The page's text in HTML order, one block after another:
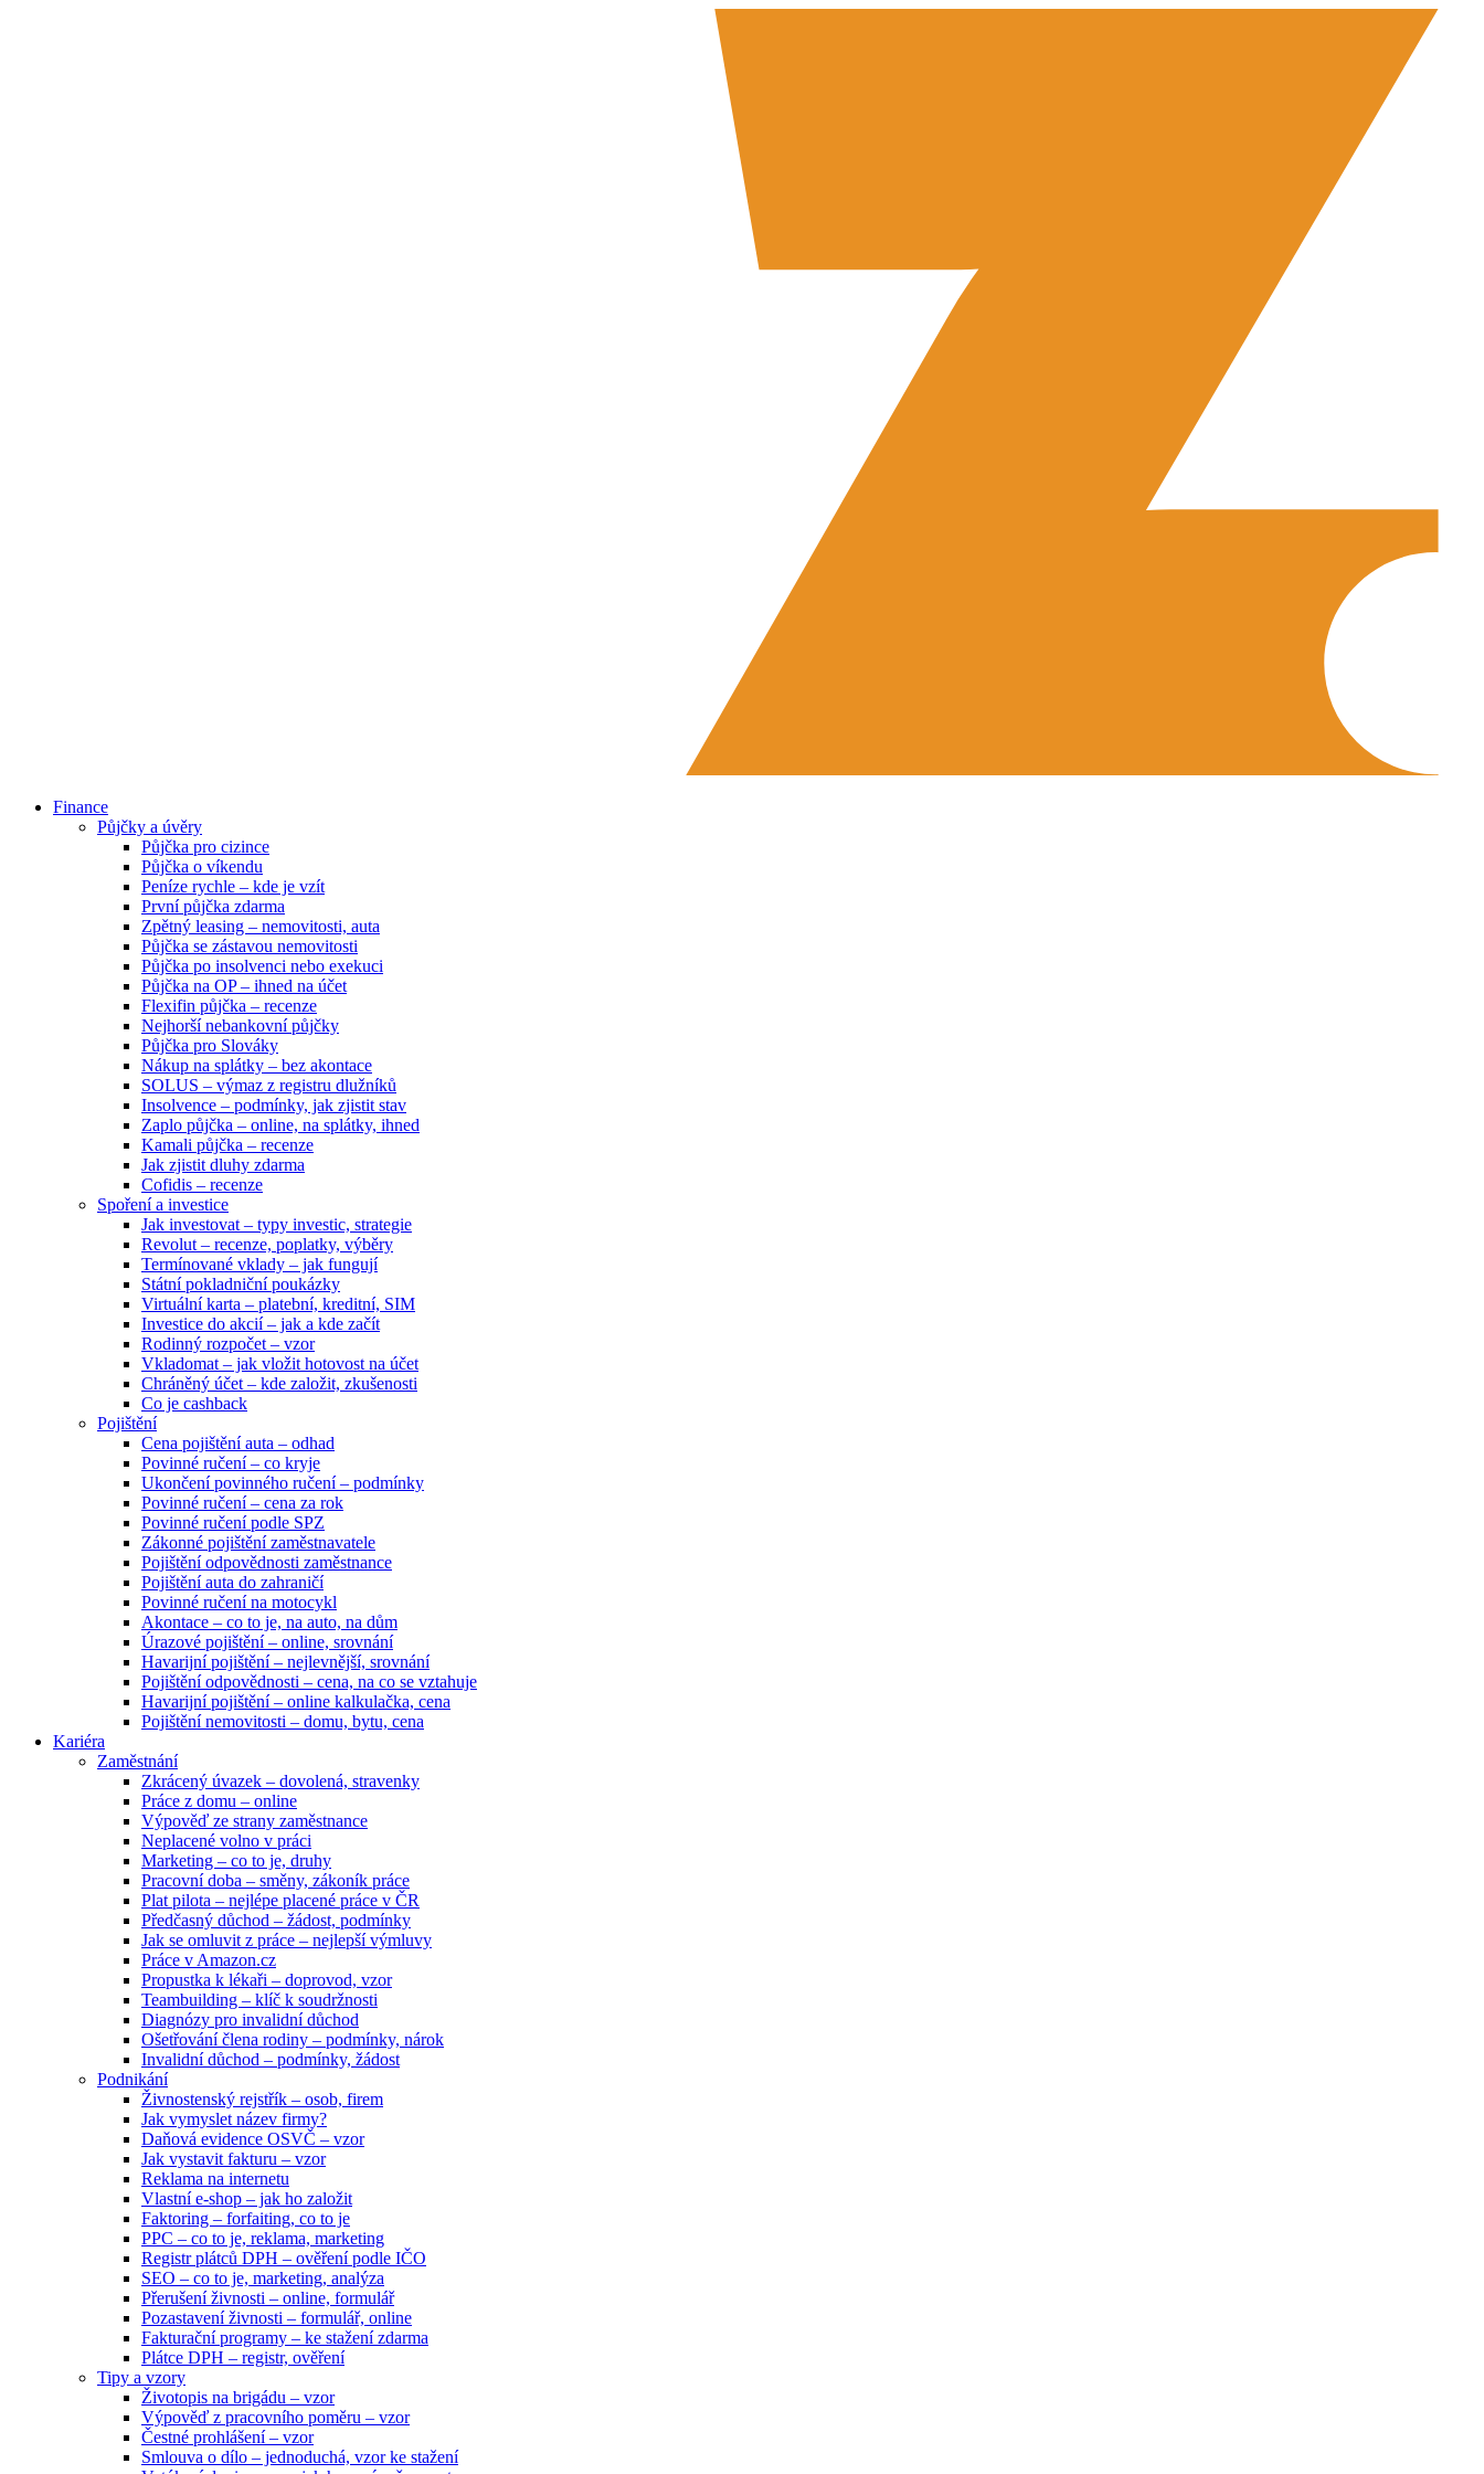
Finance
Půjčky a úvěry
Půjčka pro cizince
Půjčka o víkendu
Peníze rychle – kde je vzít
První půjčka zdarma
Zpětný leasing – nemovitosti, auta
Půjčka se zástavou nemovitosti
Půjčka po insolvenci nebo exekuci
Půjčka na OP – ihned na účet
Flexifin půjčka – recenze
Nejhorší nebankovní půjčky
Půjčka pro Slováky
Nákup na splátky – bez akontace
SOLUS – výmaz z registru dlužníků
Insolvence – podmínky, jak zjistit stav
Zaplo půjčka – online, na splátky, ihned
Kamali půjčka – recenze
Jak zjistit dluhy zdarma
Cofidis – recenze
Spoření a investice
Jak investovat – typy investic, strategie
Revolut – recenze, poplatky, výběry
Termínované vklady – jak fungují
Státní pokladniční poukázky
Virtuální karta – platební, kreditní, SIM
Investice do akcií – jak a kde začít
Rodinný rozpočet – vzor
Vkladomat – jak vložit hotovost na účet
Chráněný účet – kde založit, zkušenosti
Co je cashback
Pojištění
Cena pojištění auta – odhad
Povinné ručení – co kryje
Ukončení povinného ručení – podmínky
Povinné ručení – cena za rok
Povinné ručení podle SPZ
Zákonné pojištění zaměstnavatele
Pojištění odpovědnosti zaměstnance
Pojištění auta do zahraničí
Povinné ručení na motocykl
Akontace – co to je, na auto, na dům
Úrazové pojištění – online, srovnání
Havarijní pojištění – nejlevnější, srovnání
Pojištění odpovědnosti – cena, na co se vztahuje
Havarijní pojištění – online kalkulačka, cena
Pojištění nemovitosti – domu, bytu, cena
Kariéra
Zaměstnání
Zkrácený úvazek – dovolená, stravenky
Práce z domu – online
Výpověď ze strany zaměstnance
Neplacené volno v práci
Marketing – co to je, druhy
Pracovní doba – směny, zákoník práce
Plat pilota – nejlépe placené práce v ČR
Předčasný důchod – žádost, podmínky
Jak se omluvit z práce – nejlepší výmluvy
Práce v Amazon.cz
Propustka k lékaři – doprovod, vzor
Teambuilding – klíč k soudržnosti
Diagnózy pro invalidní důchod
Ošetřování člena rodiny – podmínky, nárok
Invalidní důchod – podmínky, žádost
Podnikání
Živnostenský rejstřík – osob, firem
Jak vymyslet název firmy?
Daňová evidence OSVČ – vzor
Jak vystavit fakturu – vzor
Reklama na internetu
Vlastní e-shop – jak ho založit
Faktoring – forfaiting, co to je
PPC – co to je, reklama, marketing
Registr plátců DPH – ověření podle IČO
SEO – co to je, marketing, analýza
Přerušení živnosti – online, formulář
Pozastavení živnosti – formulář, online
Fakturační programy – ke stažení zdarma
Plátce DPH – registr, ověření
Tipy a vzory
Životopis na brigádu – vzor
Výpověď z pracovního poměru – vzor
Čestné prohlášení – vzor
Smlouva o dílo – jednoduchá, vzor ke stažení